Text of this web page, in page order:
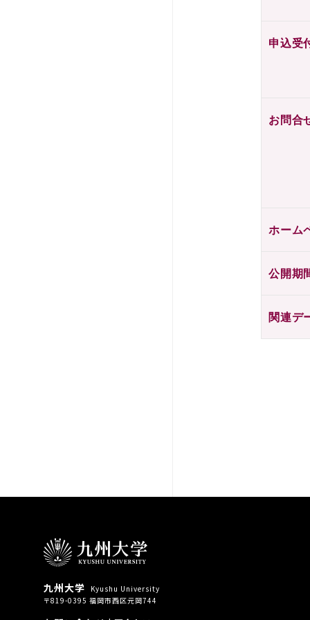
申込受
お問合
ホーム
公開期
関連デ
九州大学
Kyushu University
〒819-0395 福岡市西区元岡744